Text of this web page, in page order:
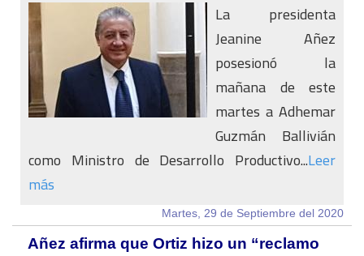
La presidenta
Jeanine Añez
posesionó la
mañana de este
martes a Adhemar
Guzmán Ballivián
como Ministro de Desarrollo Productivo...Leer
más
Martes, 29 de Septiembre del 2020
Añez afirma que Ortiz hizo un “reclamo